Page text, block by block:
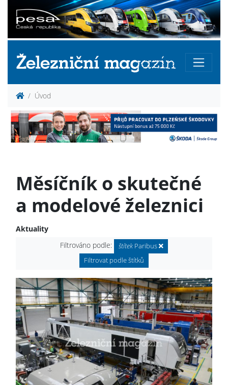
Úvod
Měsíčník o skutečné
a modelové železnici
Aktuality
Filtrováno podle:
štítek Paribus
Filtrovat podle štítků